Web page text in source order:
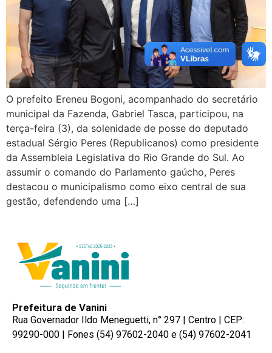
O prefeito Ereneu Bogoni, acompanhado do secretário
municipal da Fazenda, Gabriel Tasca, participou, na
terça-feira (3), da solenidade de posse do deputado
estadual Sérgio Peres (Republicanos) como presidente
da Assembleia Legislativa do Rio Grande do Sul. Ao
assumir o comando do Parlamento gaúcho, Peres
destacou o municipalismo como eixo central de sua
gestão, defendendo uma […]
Prefeitura de Vanini
Rua Governador Ildo Meneguetti, n° 297 | Centro | CEP:
99290-000 | Fones (54) 97602-2040 e (54) 97602-2041